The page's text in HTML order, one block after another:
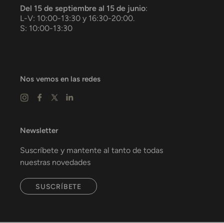
Del 15 de septiembre al 15 de junio:
L-V: 10:00-13:30 y 16:30-20:00.
S: 10:00-13:30
Nos vemos en las redes
Newsletter
Suscríbete y mantente al tanto de todas
nuestras novedades
SUSCRÍBETE